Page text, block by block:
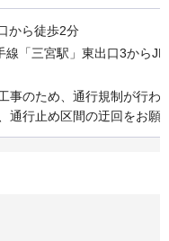
から徒歩2分
線「三宮駅」東出口3から
事のため、通行規制が行わ
通行止め区間の迂回をお願